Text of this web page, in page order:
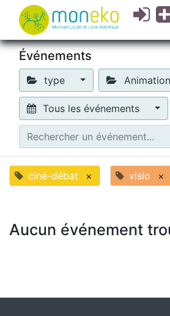
Événements
type Animation
Tous les événements
ciné-débat × visio ×
Aucun événement